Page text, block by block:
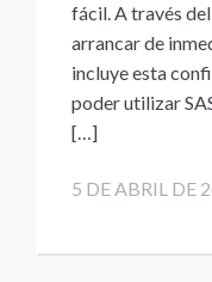
fácil. A través
arrancar de
incluye esta
poder utilizar
[…]
5 DE ABRIL DE